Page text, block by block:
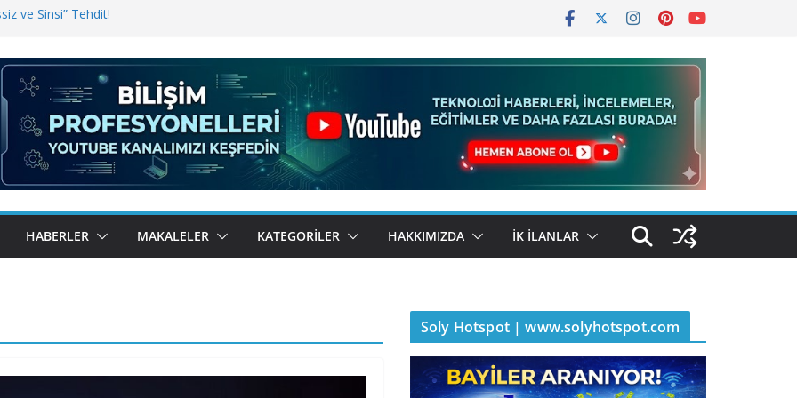
ve Sinsi” Tehdit!
Bugün BulutTahsilat’ta
Kemal Oral Tüm Sorularımızı
HABERLER MAKALELER KATEGORILER HAKKIMIZDA İK İLANLAR
Soly Hotspot | www.solyhotspot.com